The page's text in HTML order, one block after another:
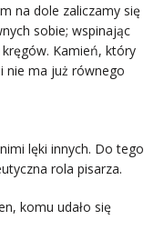
na dole zaliczamy się
sobie; wspinając
Kamień, który
nie ma już równego
lęki innych. Do tego
rola pisarza.
komu udało się